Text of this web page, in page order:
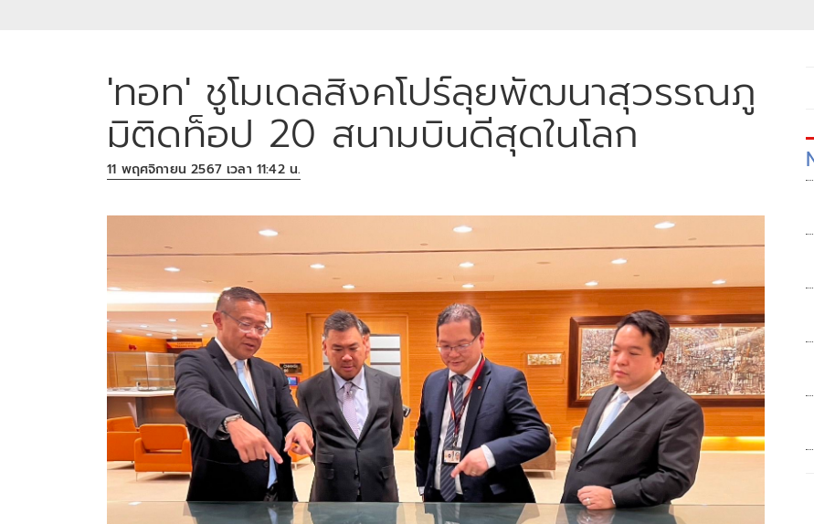
'ทอท' ชูโมเดลสิงคโปร์ลุยพัฒนาสุวรรณภู
มิติดท็อป 20 สนามบินดีสุดในโลก
11 พฤศจิกายน 2567 เวลา 11:42 น.